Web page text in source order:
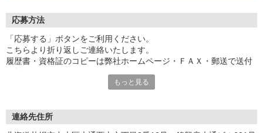
応募方法
「応募する」ボタンをご利用ください。
こちらより折り返しご連絡いたします。
履歴書・資格証のコピーは弊社ホームページ・ＦＡＸ・郵送で送付
もっと見る
連絡先住所